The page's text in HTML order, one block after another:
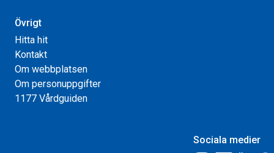
Övrigt
Hitta hit
Kontakt
Om webbplatsen
Om personuppgifter
1177 Vårdguiden
Sociala medier